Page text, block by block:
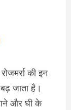
की इन
जाता है।
और घी के